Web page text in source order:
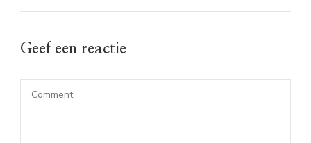
Geef een reactie